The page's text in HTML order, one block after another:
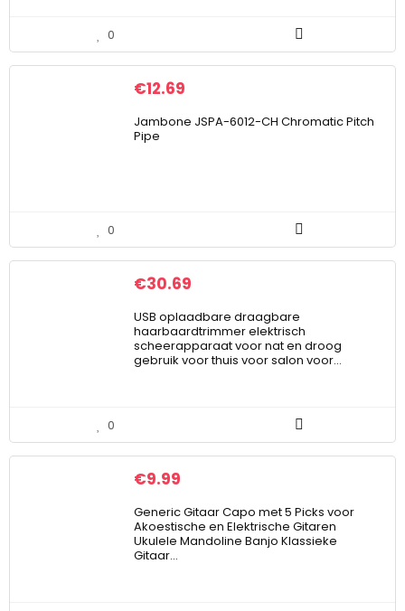
0
€12.69
Jambone JSPA-6012-CH Chromatic Pitch
Pipe
0
€30.69
USB oplaadbare draagbare
haarbaardtrimmer elektrisch
scheerapparaat voor nat en droog
gebruik voor thuis voor salon voor…
0
€9.99
Generic Gitaar Capo met 5 Picks voor
Akoestische en Elektrische Gitaren
Ukulele Mandoline Banjo Klassieke
Gitaar…